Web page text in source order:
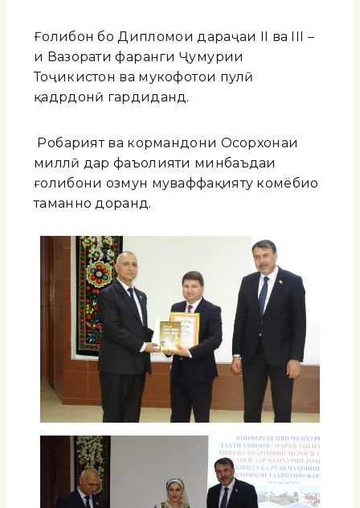
Ғолибон бо Дипломҳои дараҷаи II ва III –
и Вазорати фарҳанги Ҷумҳурии
Тоҷикистон ва мукофотҳои пулӣ
қадрдонӣ гардиданд.
Роҳбарият ва кормандони Осорхонаи
миллӣ дар фаъолияти минбаъдаи
ғолибони озмун муваффақияту комёбиҳо
таманно доранд.